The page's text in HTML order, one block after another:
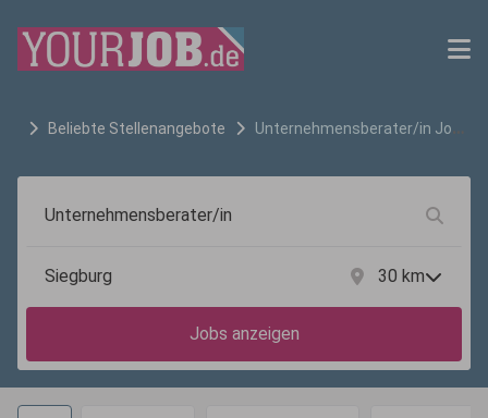
Beliebte Stellenangebote Unternehmensberater/in Jobs
30 km
Jobs anzeigen